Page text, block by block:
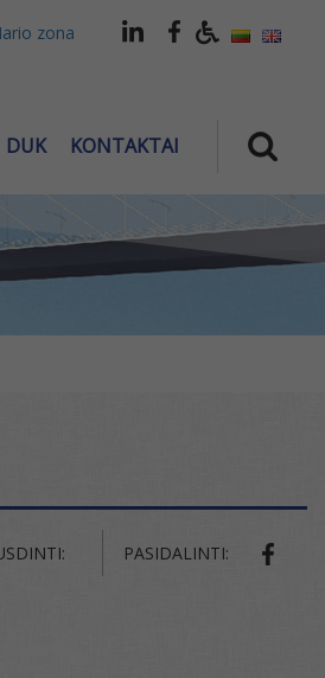
zona
DUK KONTAKTAI
PASIDALINTI: